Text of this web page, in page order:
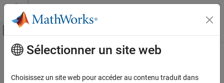
Passer au contenu
Activer/désactiver l'affichage du menu
Accueil de la documentation
Contenu principal
Sélectionner un site web
Choisissez un site web pour accéder au contenu traduit dans